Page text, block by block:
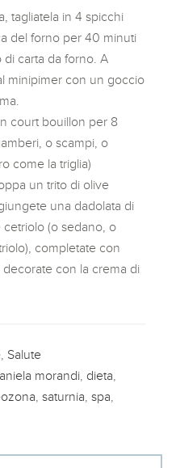
tagliatela in 4 spicchi
del forno per 40 minuti
di carta da forno. A
minipimer con un goccio
court bouillon per 8
o scampi, o
come la triglia)
un trito di olive
una dadolata di
(o sedano, o
completate con
decorate con la crema di
Salute
morandi dieta
,saturnia ,spa